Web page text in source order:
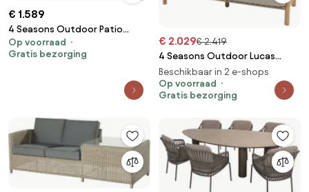
€ 1.589
4 Seasons Outdoor Patio
vierzits loungebank ** SALE **
Loungebank antraciet
Op voorraad
Gratis bezorging
€ 2.029€ 2.419
4 Seasons Outdoor Lucas
loungebank SALE Loungebank
beige weerbestendig
Beschikbaar in 2 e-shops
Op voorraad
Gratis bezorging